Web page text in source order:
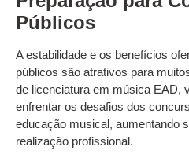
Públicos
A estabilidade e os benefícios
públicos são atrativos para
de licenciatura em música EAD,
enfrentar os desafios dos
educação musical, aumentando
realização profissional.